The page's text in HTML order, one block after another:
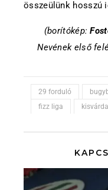
összeülünk hosszú
(borítókép:
Nevének első
29 forduló
fizz liga
kisvárda